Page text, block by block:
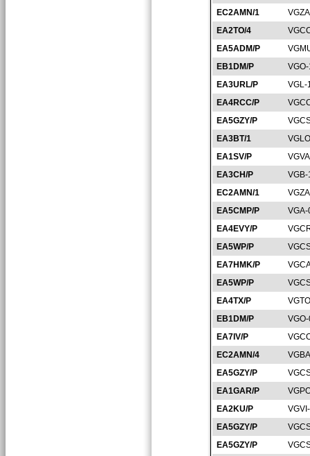
EC2AMN/1
EA2TO/4
EA5ADM/P
EB1DM/P
EA3URL/P
VGL-
EA4RCC/P
EA5GZY/P
EA3BT/1
EA1SV/P
EA3CH/P
EC2AMN/1
EA5CMP/P
EA4EVY/P
EA5WP/P
EA7HMK/P
EA5WP/P
EA4TX/P
EB1DM/P
EA7IV/P
EC2AMN/4
EA5GZY/P
EA1GAR/P
EA2KU/P
EA5GZY/P
EA5GZY/P